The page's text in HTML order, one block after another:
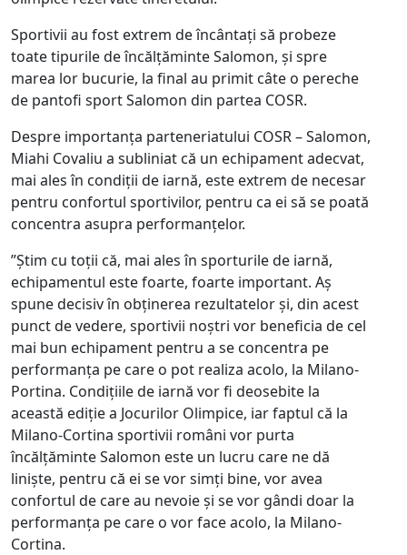
Sportivii au fost extrem de încântați să probeze
toate tipurile de încălțăminte Salomon, și spre
marea lor bucurie, la final au primit câte o pereche
de pantofi sport Salomon din partea COSR.
Despre importanța parteneriatului COSR – Salomon,
Miahi Covaliu a subliniat că un echipament adecvat,
mai ales în condiții de iarnă, este extrem de necesar
pentru confortul sportivilor, pentru ca ei să se poată
concentra asupra performanțelor.
”Știm cu toții că, mai ales în sporturile de iarnă,
echipamentul este foarte, foarte important. Aș
spune decisiv în obținerea rezultatelor și, din acest
punct de vedere, sportivii noștri vor beneficia de cel
mai bun echipament pentru a se concentra pe
performanța pe care o pot realiza acolo, la Milano-
Portina. Condițiile de iarnă vor fi deosebite la
această ediție a Jocurilor Olimpice, iar faptul că la
Milano-Cortina sportivii români vor purta
încălțăminte Salomon este un lucru care ne dă
liniște, pentru că ei se vor simți bine, vor avea
confortul de care au nevoie și se vor gândi doar la
performanța pe care o vor face acolo, la Milano-
Cortina.